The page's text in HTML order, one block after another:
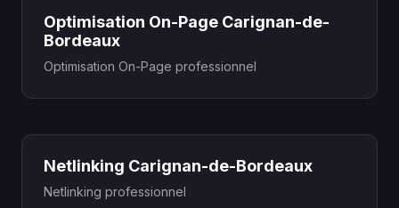
Optimisation On-Page Carignan-de-
Bordeaux
Optimisation On-Page professionnel
Netlinking Carignan-de-Bordeaux
Netlinking professionnel